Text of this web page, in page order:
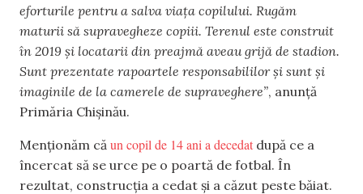
eforturile pentru a salva viața copilului. Rugăm
maturii să supravegheze copiii. Terenul este construit
în 2019 și locatarii din preajmă aveau grijă de stadion.
Sunt prezentate rapoartele responsabililor și sunt și
imaginile de la camerele de supraveghere”, anunță
Primăria Chișinău.
Menționăm că un copil de 14 ani a decedat după ce a
încercat să se urce pe o poartă de fotbal. În
rezultat, construcția a cedat și a căzut peste băiat.